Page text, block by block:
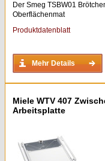
Der Smeg TSBW01
Oberflächenmat
Produktdatenblatt
Mehr Details
Miele WTV 407
Arbeitsplatte